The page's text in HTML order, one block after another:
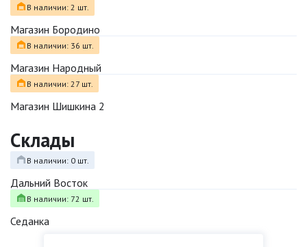
В наличии: 2 шт.
Магазин Бородино
В наличии: 36 шт.
Магазин Народный
В наличии: 27 шт.
Магазин Шишкина 2
Склады
В наличии: 0 шт.
Дальний Восток
В наличии: 72 шт.
Седанка